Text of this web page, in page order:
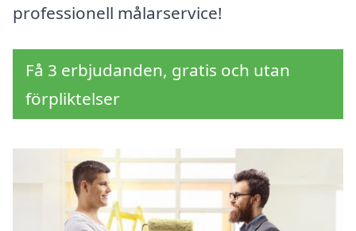
professionell målarservice!
Få 3 erbjudanden, gratis och utan
förpliktelser